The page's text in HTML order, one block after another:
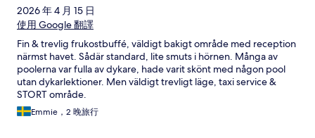
2026 年 4 月 15 日
使用 Google 翻譯
Fin & trevlig frukostbuffé, väldigt bakigt område med reception
närmst havet. Sådär standard, lite smuts i hörnen. Många av
poolerna var fulla av dykare, hade varit skönt med någon pool
utan dykarlektioner. Men väldigt trevligt läge, taxi service &
STORT område.
Emmie，2 晚旅行